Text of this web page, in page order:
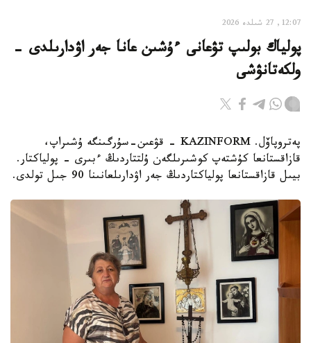
12:07, 27 شىلدە 2026
پولياك بولىپ تۋعانى ءۇشىن عانا جەر اۋدارىلدى -
ولكەتانۋشى
پەتروپاۆل. KAZINFORM - قۋعىن-سۇرگىنگە ۇشىراپ،
قازاقستانعا كۇشتەپ كوشىرىلگەن ۇلتتاردىڭ ءبىرى - پولياكتار.
بيىل قازاقستانعا پولياكتاردىڭ جەر اۋدارىلعانىنا 90 جىل تولدى.